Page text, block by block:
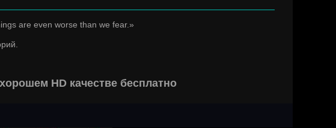
are even worse than we fear.»
HD качестве бесплатно